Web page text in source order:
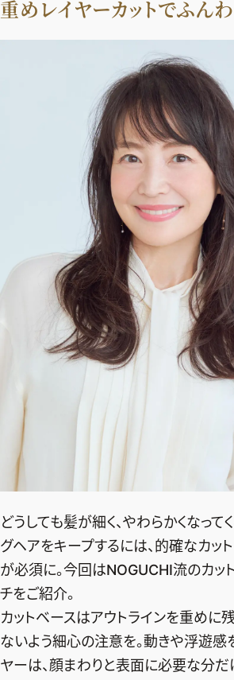
重めレイヤーカットでふん
どうしても髪が細く、やわらかくなって
グヘアをキープするには、的確なカッ
が必須に。今回はNOGUCHI流のカッ
チをご紹介。
カットベースはアウトラインを重めに
ないよう細心の注意を。動きや浮遊感
ヤーは、顔まわりと表面に必要な分だ